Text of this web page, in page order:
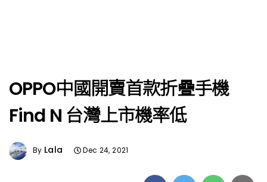
OPPO中國開賣首款折疊手機
Find N 台灣上市機率低
By Lala Dec 24, 2021